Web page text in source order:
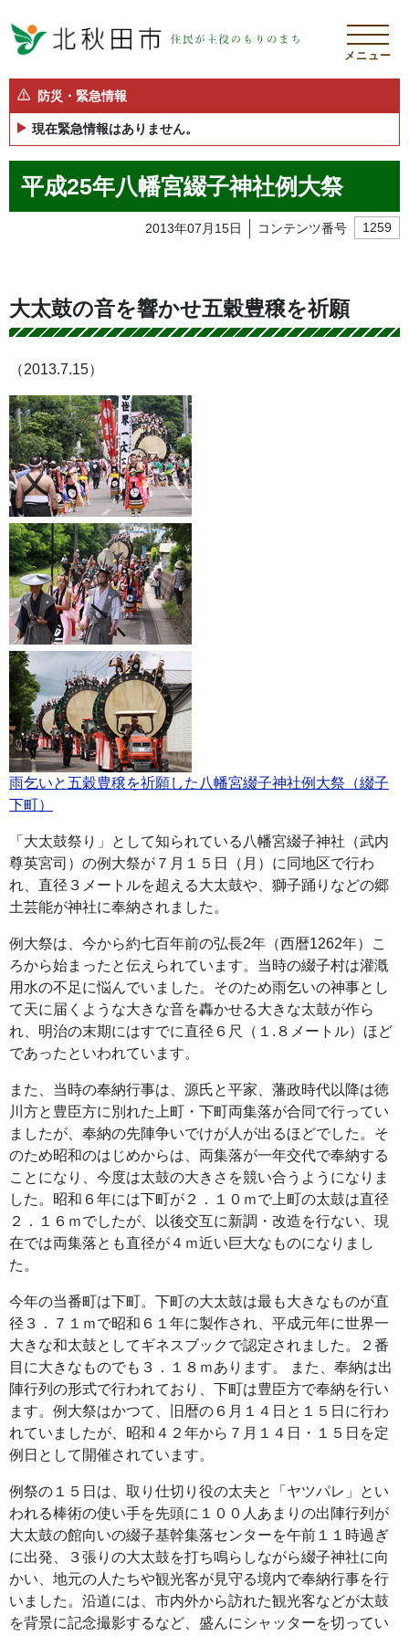
メニュー
防災・緊急情報
現在緊急情報はありません。
平成25年八幡宮綴子神社例大祭
2013年07月15日 コンテンツ番号 1259
大太鼓の音を響かせ五穀豊穣を祈願
（2013.7.15）
雨乞いと五穀豊穣を祈願した八幡宮綴子神社例大祭（綴子
下町）
「大太鼓祭り」として知られている八幡宮綴子神社（武内
尊英宮司）の例大祭が７月１５日（月）に同地区で行わ
れ、直径３メートルを超える大太鼓や、獅子踊りなどの郷
土芸能が神社に奉納されました。
例大祭は、今から約七百年前の弘長2年（西暦1262年）こ
ろから始まったと伝えられています。当時の綴子村は灌漑
用水の不足に悩んでいました。そのため雨乞いの神事とし
て天に届くような大きな音を轟かせる大きな太鼓が作ら
れ、明治の末期にはすでに直径６尺（１.８メートル）ほど
であったといわれています。
また、当時の奉納行事は、源氏と平家、藩政時代以降は徳
川方と豊臣方に別れた上町・下町両集落が合同で行ってい
ましたが、奉納の先陣争いでけが人が出るほどでした。そ
のため昭和のはじめからは、両集落が一年交代で奉納する
ことになり、今度は太鼓の大きさを競い合うようになりま
した。昭和６年には下町が２．１０ｍで上町の太鼓は直径
２．１６ｍでしたが、以後交互に新調・改造を行ない、現
在では両集落とも直径が４ｍ近い巨大なものになりまし
た。
今年の当番町は下町。下町の大太鼓は最も大きなものが直
径３．７１ｍで昭和６１年に製作され、平成元年に世界一
大きな和太鼓としてギネスブックで認定されました。２番
目に大きなものでも３．１８ｍあります。 また、奉納は出
陣行列の形式で行われており、下町は豊臣方で奉納を行い
ます。例大祭はかつて、旧暦の６月１４日と１５日に行わ
れていましたが、昭和４２年から７月１４日・１５日を定
例日として開催されています。
例祭の１５日は、取り仕切り役の太夫と「ヤツパレ」とい
われる棒術の使い手を先頭に１００人あまりの出陣行列が
大太鼓の館向いの綴子基幹集落センターを午前１１時過ぎ
に出発、３張りの大太鼓を打ち鳴らしながら綴子神社に向
かい、地元の人たちや観光客が見守る境内で奉納行事を行
いました。沿道には、市内外から訪れた観光客などが太鼓
を背景に記念撮影するなど、盛んにシャッターを切ってい